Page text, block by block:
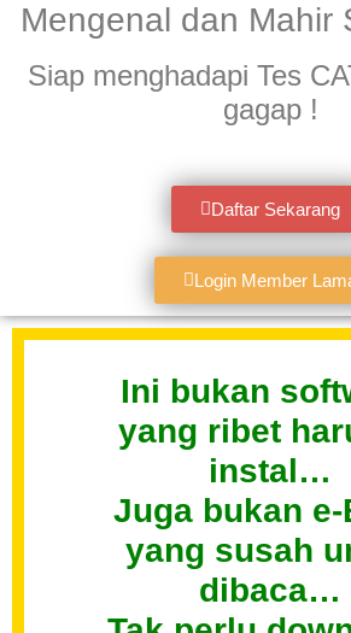
Mengenal dan Mahir
Siap menghadapi Tes
gagap !
Daftar Sekarang
Login Member
Ini bukan
yang ribet
instal…
Juga bukan
yang susah
dibaca…